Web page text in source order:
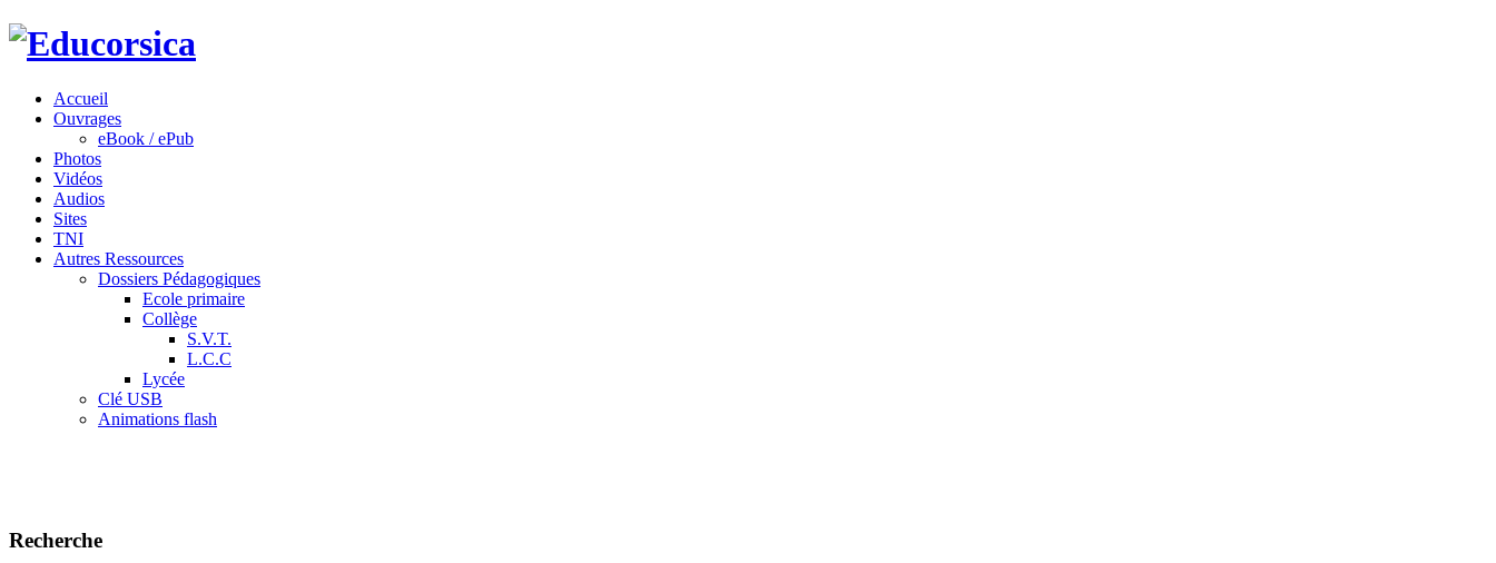
Accueil
Ouvrages
eBook / ePub
Photos
Vidéos
Audios
Sites
TNI
Autres Ressources
Dossiers Pédagogiques
Ecole primaire
Collège
S.V.T.
L.C.C
Lycée
Clé USB
Animations flash
Recherche